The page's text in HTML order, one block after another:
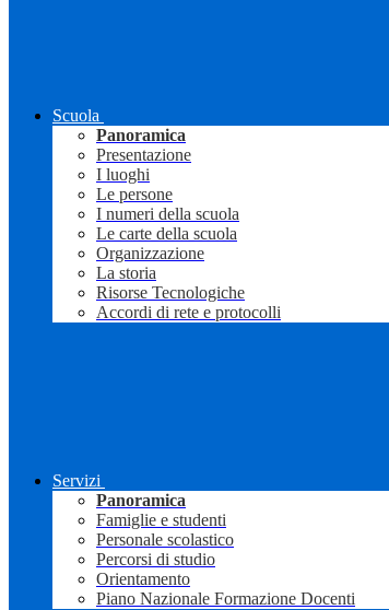
Scuola
Panoramica
Presentazione
I luoghi
Le persone
I numeri della scuola
Le carte della scuola
Organizzazione
La storia
Risorse Tecnologiche
Accordi di rete e protocolli
Servizi
Panoramica
Famiglie e studenti
Personale scolastico
Percorsi di studio
Orientamento
Piano Nazionale Formazione Docenti